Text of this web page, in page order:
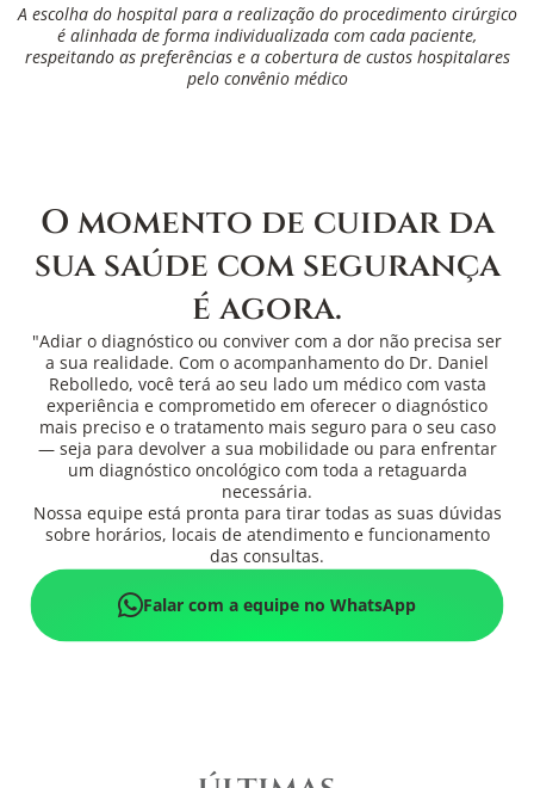
A escolha do hospital para a realização do procedimento cirúrgico
é alinhada de forma individualizada com cada paciente,
respeitando as preferências e a cobertura de custos hospitalares
pelo convênio médico
O momento de cuidar da
sua saúde com segurança
é agora.
"Adiar o diagnóstico ou conviver com a dor não precisa ser
a sua realidade. Com o acompanhamento do Dr. Daniel
Rebolledo, você terá ao seu lado um médico com vasta
experiência e comprometido em oferecer o diagnóstico
mais preciso e o tratamento mais seguro para o seu caso
— seja para devolver a sua mobilidade ou para enfrentar
um diagnóstico oncológico com toda a retaguarda
necessária.
Nossa equipe está pronta para tirar todas as suas dúvidas
sobre horários, locais de atendimento e funcionamento
das consultas.
Falar com a equipe no WhatsApp